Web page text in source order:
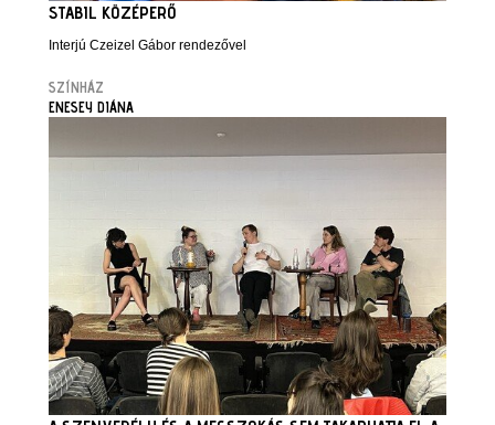
STABIL KÖZÉPERŐ
Interjú Czeizel Gábor rendezővel
SZÍNHÁZ
ENESEY DIÁNA